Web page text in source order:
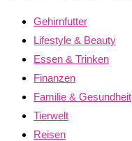
Gehirnfutter
Lifestyle & Beauty
Essen & Trinken
Finanzen
Familie & Gesundheit
Tierwelt
Reisen